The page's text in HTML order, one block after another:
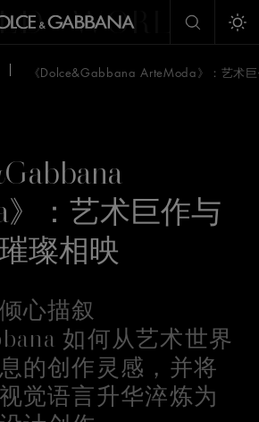
WORLD
《Dolce&Gabbana ArteModa》：艺术
：艺术巨作与
璨相映
心描叙
如何从艺术世界
的创作灵感，并将
觉语言升华淬炼为